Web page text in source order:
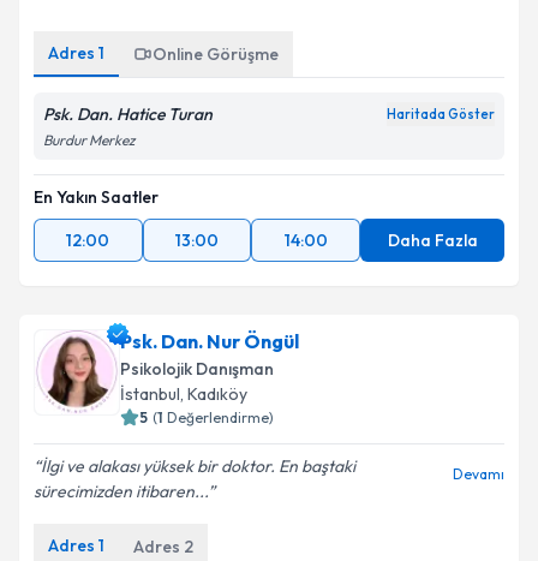
Adres 1 Online Görüşme
Psk. Dan. Hatice Turan Haritada Göster
Burdur Merkez
En Yakın Saatler
12:00
13:00 14:00 Daha Fazla
Psk. Dan. Nur Öngül
Psikolojik Danışman
İstanbul, Kadıköy
5 (1 Değerlendirme)
İlgi ve alakası yüksek bir doktor. En baştaki
sürecimizden itibaren...
Devamı
Adres 1 Adres 2